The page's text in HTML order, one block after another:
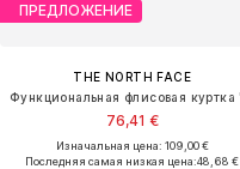
ПРЕДЛОЖЕНИЕ
THE NORTH FACE
76,41 €
Изначальная цена: 109,00 €
Последняя самая низкая цена:48,68 €